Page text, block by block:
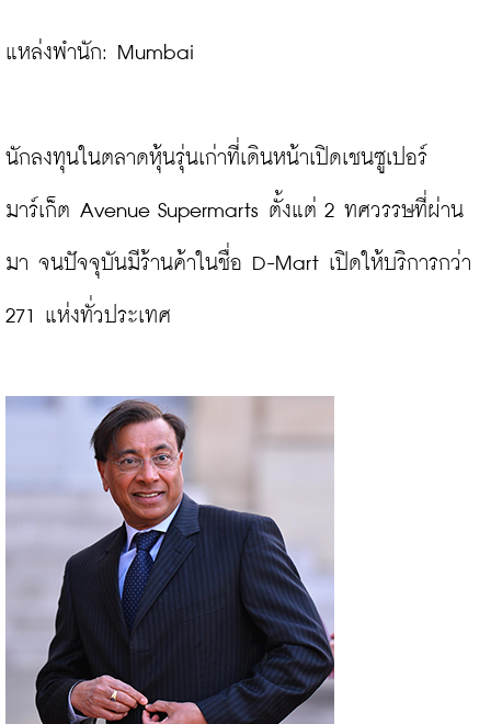
แหล่งพำนัก: Mumbai
นักลงทุนในตลาดหุ้นรุ่นเก่าที่เดินหน้าเปิดเชนซูเปอร์
มาร์เก็ต Avenue Supermarts ตั้งแต่ 2 ทศวรรษที่ผ่าน
มา จนปัจจุบันมีร้านค้าในชื่อ D-Mart เปิดให้บริการกว่า
271 แห่งทั่วประเทศ